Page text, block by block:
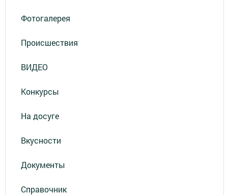
Фотогалерея
Происшествия
ВИДЕО
Конкурсы
На досуге
Вкусности
Документы
Справочник